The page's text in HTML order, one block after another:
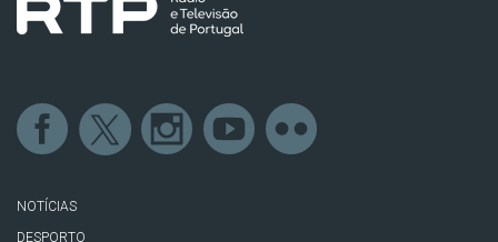
NOTÍCIAS
DESPORTO